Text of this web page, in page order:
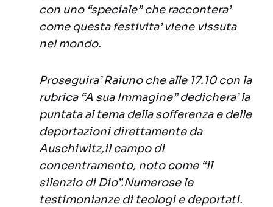
con uno “speciale” che raccontera’
come questa festivita’ viene vissuta
nel mondo.
Proseguira’ Raiuno che alle 17.10 con la
rubrica “A sua Immagine” dedichera’ la
puntata al tema della sofferenza e delle
deportazioni direttamente da
Auschiwitz,il campo di
concentramento, noto come “il
silenzio di Dio”.Numerose le
testimonianze di teologi e deportati.